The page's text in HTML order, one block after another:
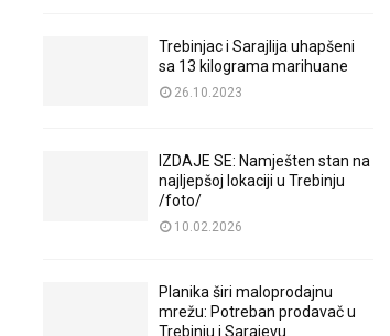
Trebinjac i Sarajlija uhapšeni
sa 13 kilograma marihuane
26.10.2023
IZDAJE SE: Namješten stan na
najljepšoj lokaciji u Trebinju
/foto/
10.02.2026
Planika širi maloprodajnu
mrežu: Potreban prodavač u
Trebinju i Sarajevu